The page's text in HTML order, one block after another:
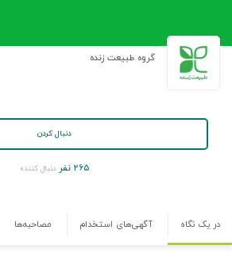
گروه طبیعت زنده
دنبال کردن
۲۶۵ نفر دنبال کننده
در یک نگاه آگهی‌های استخدام مصاحبه‌ها